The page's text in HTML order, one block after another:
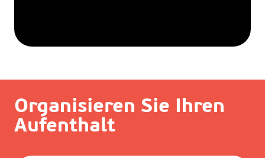
Organisieren Sie Ihren
Aufenthalt